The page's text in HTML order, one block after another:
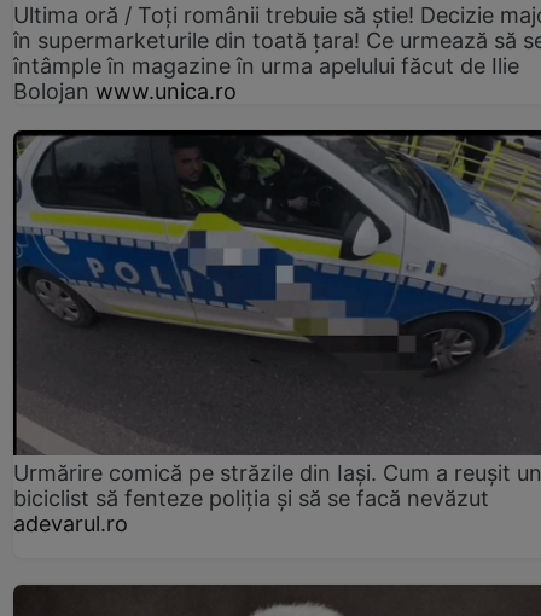
Ultima oră / Toți românii trebuie să știe! Decizie
în supermarketurile din toată țara! Ce urmează să
întâmple în magazine în urma apelului făcut de Ilie
Bolojan www.unica.ro
Urmărire comică pe străzile din Iași. Cum a reușit un
biciclist să fenteze poliția și să se facă nevăzut
adevarul.ro